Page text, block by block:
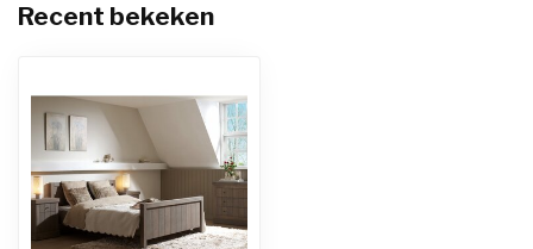
Recent bekeken